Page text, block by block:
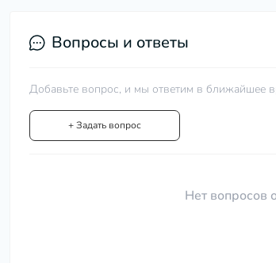
Вопросы и ответы
Добавьте вопрос, и мы ответим в ближайшее
+ Задать вопрос
Нет вопросов